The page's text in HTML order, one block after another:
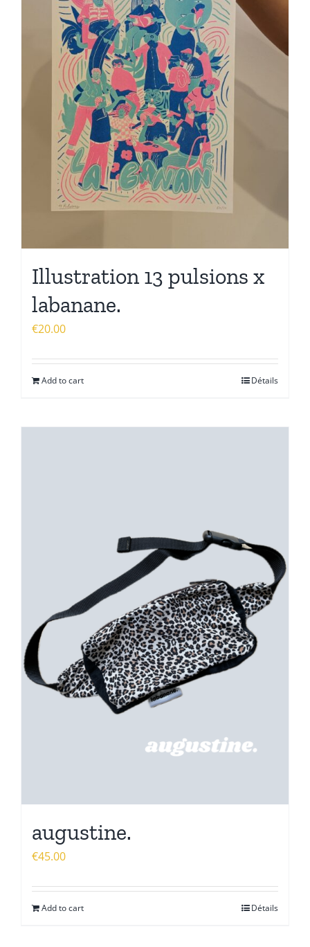
Illustration 13 pulsions x
labanane.
€20.00
Add to cart Détails
augustine.
€45.00
Add to cart Détails